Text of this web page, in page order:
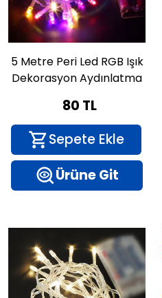
​5 Metre Peri Led RGB Işık
Dekorasyon Aydınlatma
80 TL
Sepete Ekle
Ürüne Git